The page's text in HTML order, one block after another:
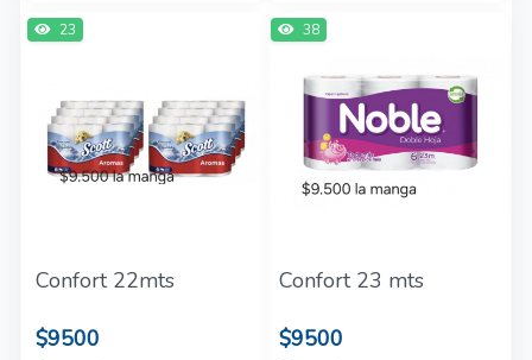
23
Confort 22mts
$9500
38
Confort 23 mts
$9500